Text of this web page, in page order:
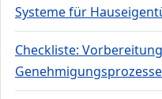
Systeme für
Checkliste: